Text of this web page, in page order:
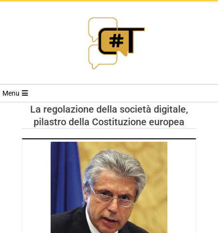
RIVISTA
TRENDS
Menu
La regolazione della società digitale,
pilastro della Costituzione europea